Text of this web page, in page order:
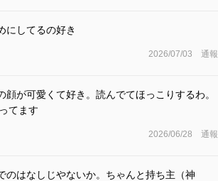
にしてるの好き
2026/07/03 通報
顔が可愛くて好き。読んでてほっこりするわ。
てます
2026/06/28 通報
のはなしじやないか。ちゃんと持ち主（神